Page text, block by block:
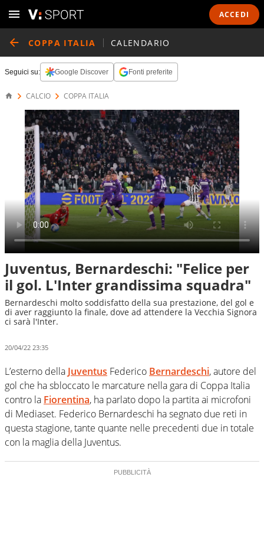
ACCEDI
COPPA ITALIA CALENDARIO
Seguici su: Google Discover Fonti preferite
CALCIO COPPA ITALIA
Juventus, Bernardeschi: "Felice per
il gol. L'Inter grandissima squadra"
Bernardeschi molto soddisfatto della sua prestazione, del gol e
di aver raggiunto la finale, dove ad attendere la Vecchia Signora
ci sarà l'Inter.
20/04/22 23:35
L’esterno della Juventus Federico Bernardeschi, autore del
gol che ha sbloccato le marcature nella gara di Coppa Italia
contro la Fiorentina, ha parlato dopo la partita ai microfoni
di Mediaset. Federico Bernardeschi ha segnato due reti in
questa stagione, tante quante nelle precedenti due in totale
con la maglia della Juventus.